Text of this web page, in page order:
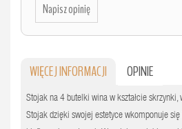
Napisz opinię
WIĘCEJ INFORMACJI OPINIE
Stojak na 4 butelki wina w kształcie skrzynki,
Stojak dzięki swojej estetyce wkomponuje